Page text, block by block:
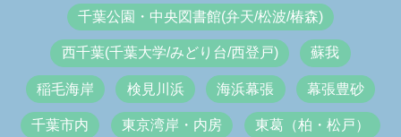
千葉公園・中央図書館(弁天/松波/椿森)
西千葉(千葉大学/みどり台/西登戸) 蘇我
稲毛海岸 検見川浜 海浜幕張 幕張豊砂
千葉市内 東京湾岸・内房 東葛（柏・松戸）